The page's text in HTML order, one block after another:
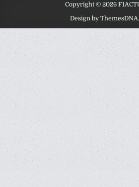
Copyright © 2026
Design by